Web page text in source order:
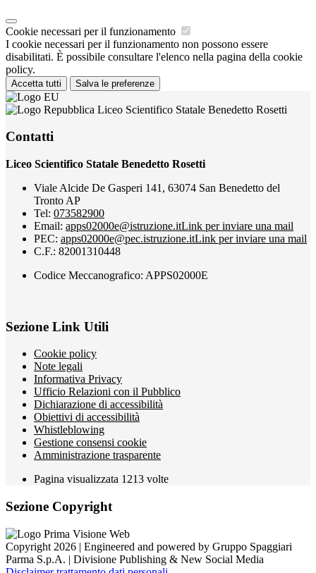
Cookie necessari per il funzionamento
I cookie necessari per il funzionamento non possono essere
disabilitati. È possibile consultare l'elenco nella pagina della cookie
policy.
Accetta tutti Salva le preferenze
Liceo Scientifico Statale Benedetto Rosetti
Contatti
Liceo Scientifico Statale Benedetto Rosetti
Viale Alcide De Gasperi 141, 63074 San Benedetto del
Tronto AP
Tel: 073582900
Email: apps02000e@istruzione.itLink per inviare una mail
PEC: apps02000e@pec.istruzione.itLink per inviare una mail
C.F.: 82001310448
Codice Meccanografico: APPS02000E
Sezione Link Utili
Cookie policy
Note legali
Informativa Privacy
Ufficio Relazioni con il Pubblico
Dichiarazione di accessibilità
Obiettivi di accessibilità
Whistleblowing
Gestione consensi cookie
Amministrazione trasparente
Pagina visualizzata 1213 volte
Sezione Copyright
Copyright 2026 | Engineered and powered by Gruppo Spaggiari
Parma S.p.A. | Divisione Publishing & New Social Media